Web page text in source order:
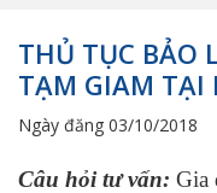
THỦ TỤC BẢO
TẠM GIAM TẠI
Ngày đăng 03/10/2018
Câu hỏitư vấn: Gia